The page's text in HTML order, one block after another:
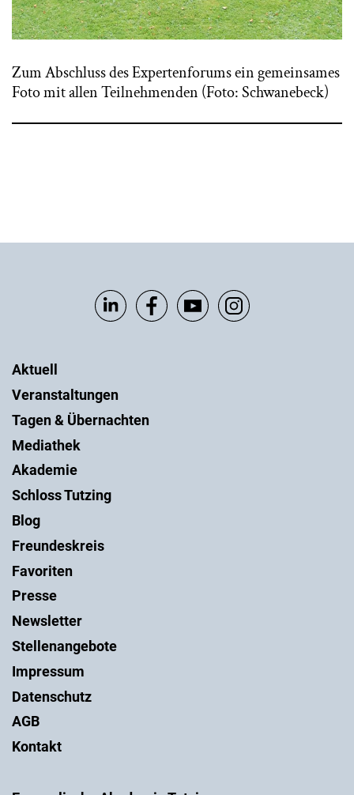
Zum Abschluss des Expertenforums ein gemeinsames
Foto mit allen Teilnehmenden (Foto: Schwanebeck)
Aktuell
Veranstaltungen
Tagen & Übernachten
Mediathek
Akademie
Schloss Tutzing
Blog
Freundeskreis
Favoriten
Presse
Newsletter
Stellenangebote
Impressum
Datenschutz
AGB
Kontakt